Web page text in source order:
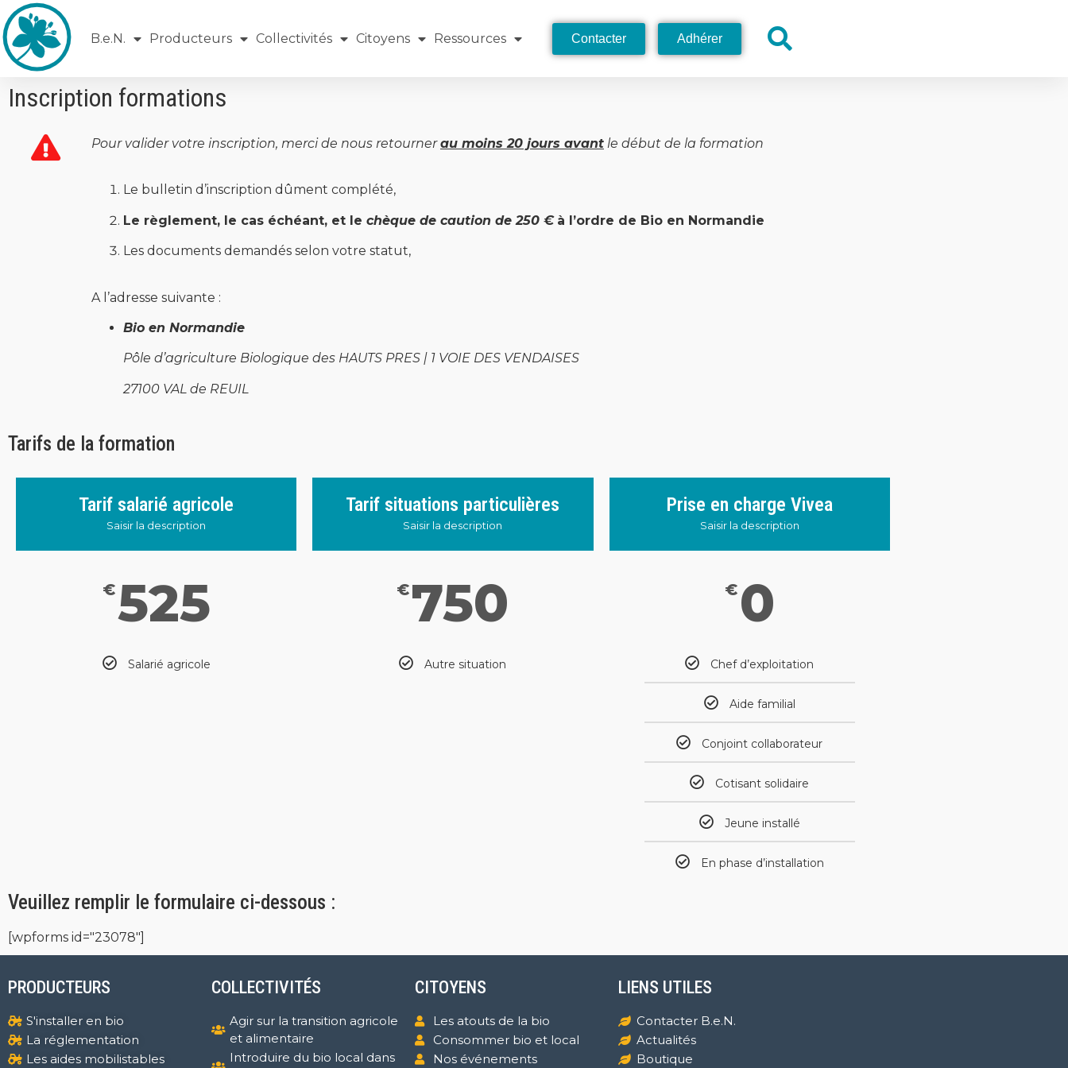
B.e.N. Producteurs Collectivités Citoyens Ressources Contacter Adhérer
Inscription formations
Pour valider votre inscription, merci de nous retournerau moins 20 jours avantle début de la formation
Le bulletin d’inscription dûment complété,
Le règlement, le cas échéant, et le chèque de caution de 250 € à l’ordre de Bio en Normandie
Les documents demandés selon votre statut,
A l’adresse suivante :
Bio en Normandie
Pôle d’agriculture Biologique des HAUTS PRES | 1 VOIE DES VENDAISES
27100 VAL de REUIL
Tarifs de la formation
Tarif salarié agricole
Saisir la description
€525
Salarié agricole
Tarif situations particulières
Saisir la description
€750
Autre situation
Prise en charge Vivea
Saisir la description
€ 0
Chef d’exploitation
Aide familial
Conjoint collaborateur
Cotisant solidaire
Jeune installé
En phase d’installation
Veuillez remplir le formulaire ci-dessous :
[wpforms id="23078"]
PRODUCTEURS
S'installer en bio
La réglementation
Les aides mobilistables
COLLECTIVITÉS
Agir sur la transition agricole
et alimentaire
Introduire du bio local dans
CITOYENS
Les atouts de la bio
Consommer bio et local
Nos événements
LIENS UTILES
Contacter B.e.N.
Actualités
Boutique